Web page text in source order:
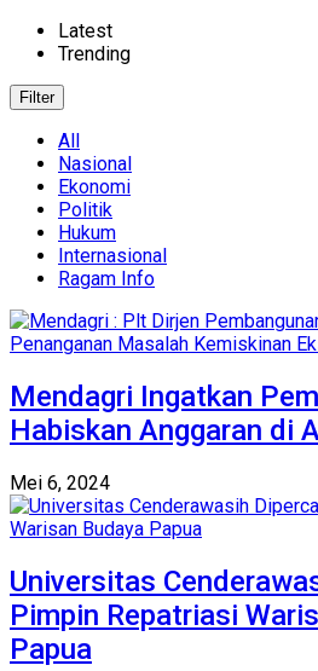
Latest
Trending
Filter
All
Nasional
Ekonomi
Politik
Hukum
Internasional
Ragam Info
Mendagri Ingatkan
Habiskan Anggaran di
Mei 6, 2024
Universitas
Pimpin Repatriasi
Papua